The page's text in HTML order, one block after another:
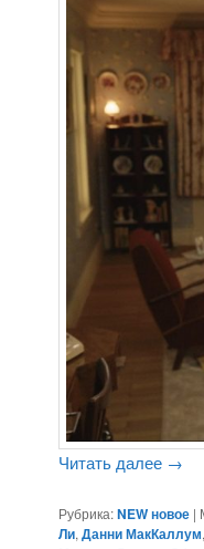
Читать далее →
Рубрика: NEW новое |
Ли,Данни МакКаллум